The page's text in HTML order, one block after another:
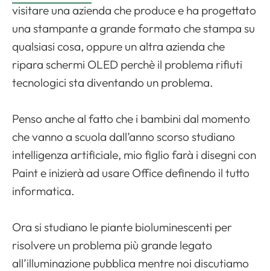
visitare una azienda che produce e ha progettato
una stampante a grande formato che stampa su
qualsiasi cosa, oppure un altra azienda che
ripara schermi OLED perchè il problema rifiuti
tecnologici sta diventando un problema.
Penso anche al fatto che i bambini dal momento
che vanno a scuola dall’anno scorso studiano
intelligenza artificiale, mio figlio farà i disegni con
Paint e inizierà ad usare Office definendo il tutto
informatica.
Ora si studiano le piante bioluminescenti per
risolvere un problema più grande legato
all’illuminazione pubblica mentre noi discutiamo